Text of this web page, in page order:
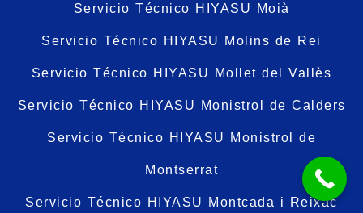
Servicio Técnico HIYASU Moià
Servicio Técnico HIYASU Molins de Rei
Servicio Técnico HIYASU Mollet del Vallès
Servicio Técnico HIYASU Monistrol de Calders
Servicio Técnico HIYASU Monistrol de
Montserrat
Servicio Técnico HIYASU Montcada i Reixac